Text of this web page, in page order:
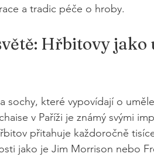
a tradic péče o hroby.
Hřbitovy jako
sochy, které vypovídají o
v Paříži je známý svými
přitahuje každoročně
jako je Jim Morrison nebo